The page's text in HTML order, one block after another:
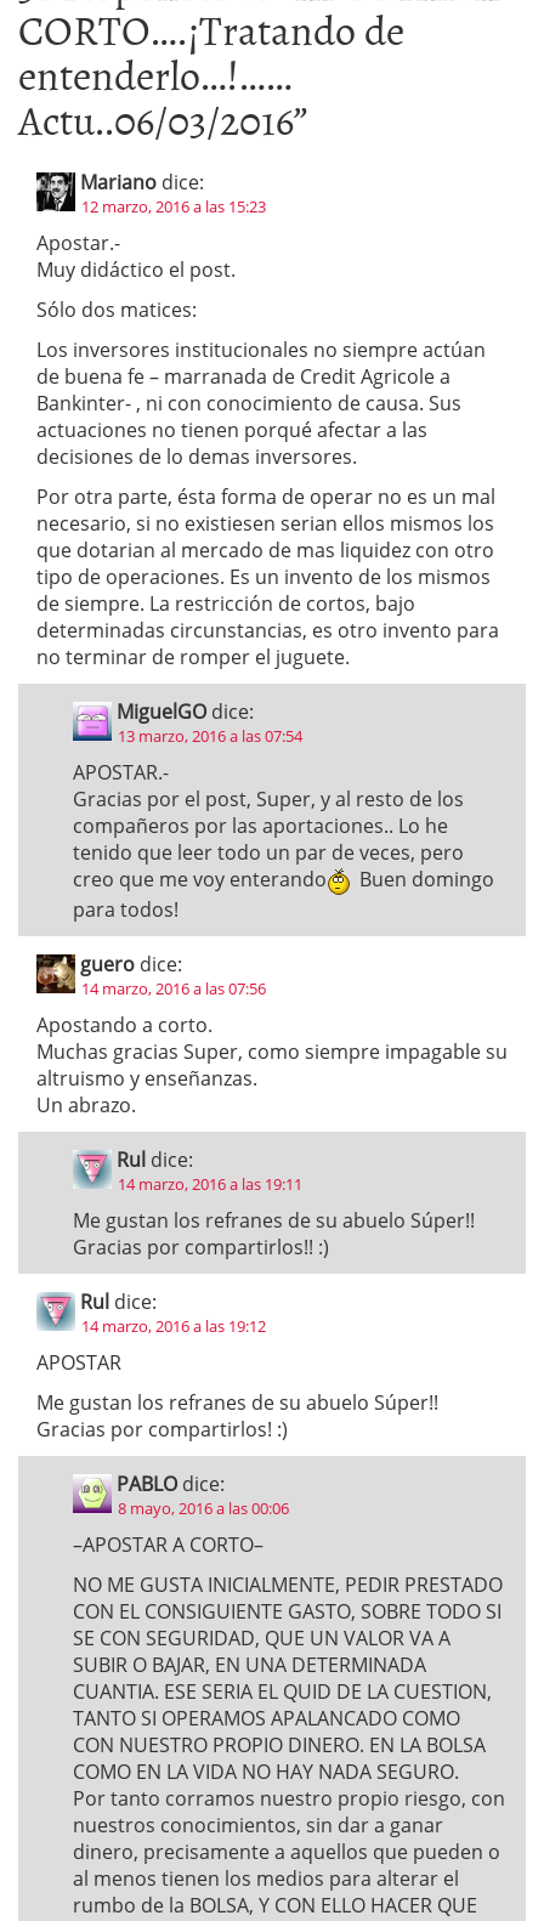
CORTO….¡Tratando de
entenderlo…!……
Actu..06/03/2016”
Mariano dice:
12 marzo, 2016 a las 15:23
Apostar.-
Muy didáctico el post.
Sólo dos matices:
Los inversores institucionales no siempre actúan
de buena fe – marranada de Credit Agricole a
Bankinter- , ni con conocimiento de causa. Sus
actuaciones no tienen porqué afectar a las
decisiones de lo demas inversores.
Por otra parte, ésta forma de operar no es un mal
necesario, si no existiesen serian ellos mismos los
que dotarian al mercado de mas liquidez con otro
tipo de operaciones. Es un invento de los mismos
de siempre. La restricción de cortos, bajo
determinadas circunstancias, es otro invento para
no terminar de romper el juguete.
MiguelGO dice:
13 marzo, 2016 a las 07:54
APOSTAR.-
Gracias por el post, Super, y al resto de los
compañeros por las aportaciones.. Lo he
tenido que leer todo un par de veces, pero
creo que me voy enterando
Buen domingo
para todos!
guero dice:
14 marzo, 2016 a las 07:56
Apostando a corto.
Muchas gracias Super, como siempre impagable su
altruismo y enseñanzas.
Un abrazo.
Rul dice:
14 marzo, 2016 a las 19:11
Me gustan los refranes de su abuelo Súper!!
Gracias por compartirlos!! :)
Rul dice:
14 marzo, 2016 a las 19:12
APOSTAR
Me gustan los refranes de su abuelo Súper!!
Gracias por compartirlos! :)
PABLO dice:
8 mayo, 2016 a las 00:06
–APOSTAR A CORTO–
NO ME GUSTA INICIALMENTE, PEDIR PRESTADO
CON EL CONSIGUIENTE GASTO, SOBRE TODO SI
SE CON SEGURIDAD, QUE UN VALOR VA A
SUBIR O BAJAR, EN UNA DETERMINADA
CUANTIA. ESE SERIA EL QUID DE LA CUESTION,
TANTO SI OPERAMOS APALANCADO COMO
CON NUESTRO PROPIO DINERO. EN LA BOLSA
COMO EN LA VIDA NO HAY NADA SEGURO.
Por tanto corramos nuestro propio riesgo, con
nuestros conocimientos, sin dar a ganar
dinero, precisamente a aquellos que pueden o
al menos tienen los medios para alterar el
rumbo de la BOLSA, Y CON ELLO HACER QUE